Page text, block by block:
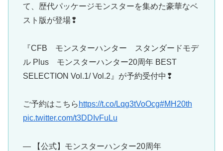
て、歴代パッケージモンスターを集めた豪華なベ
スト版が登場❢
『CFB モンスターハンター スタンダードモデ
ル Plus モンスターハンター20周年 BEST
SELECTION Vol.1/ Vol.2』が予約受付中❢
ご予約はこちら https://t.co/Lqg3tVoOcg#MH20th
pic.twitter.com/t3DDIvFuLu
— 【公式】モンスターハンター20周年